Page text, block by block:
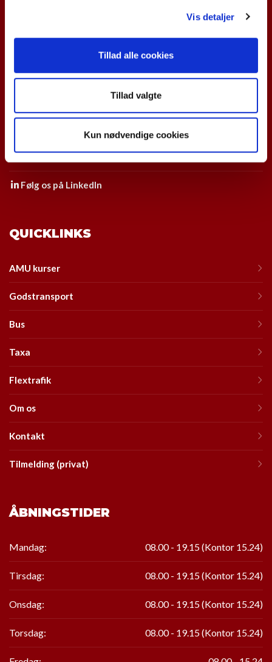
Vis detaljer
Tillad alle cookies
Tillad valgte
Kun nødvendige cookies
E-mail:info@trafikskolen.dk
Følg os på Facebook
Følg os på Instagram
Følg os på LinkedIn
QUICKLINKS
AMU kurser
Godstransport
Bus
Taxa
Flextrafik
Om os
Kontakt
Tilmelding (privat)
ÅBNINGSTIDER
Mandag: 08.00 - 19.15 (Kontor 15.24)
Tirsdag: 08.00 - 19.15(Kontor 15.24)
Onsdag: 08.00 - 19.15(Kontor 15.24)
Torsdag: 08.00 - 19.15(Kontor 15.24)